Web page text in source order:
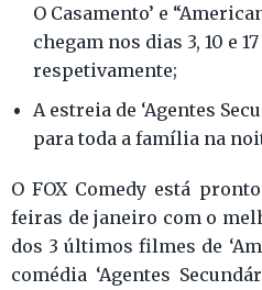
O Casamento’ e
chegam nos dias 3, 10 e
respetivamente;
A estreia de ‘Agentes
para toda a família na
O FOX Comedy está
feiras de janeiro com o
dos 3 últimos filmes de
comédia ‘Agentes